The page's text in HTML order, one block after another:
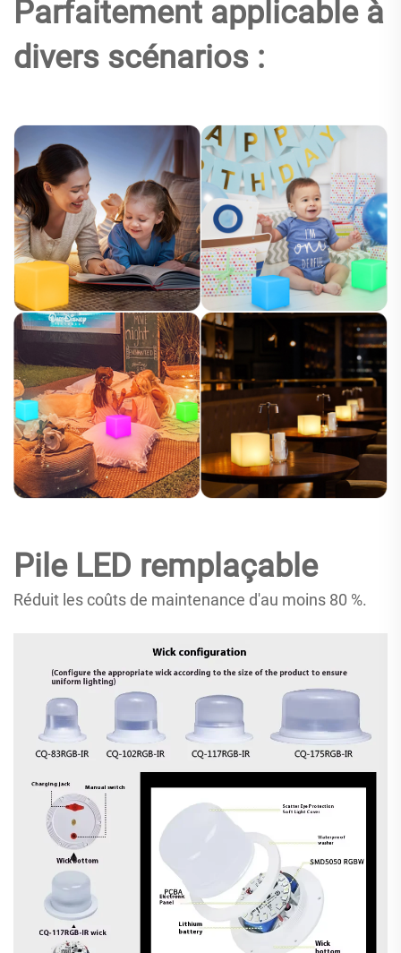
Parfaitement applicable à
divers scénarios :
Pile LED remplaçable
Réduit les coûts de maintenance d'au moins 80 %.